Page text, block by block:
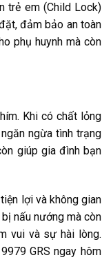
trẻ em (Child Lock)
đảm bảo an toàn
phụ huynh mà còn
Khi có chất lỏng
ngừa tình trạng
giúp gia đình bạn
lợi và không gian
nấu nướng mà còn
vui và sự hài lòng.
GRS ngay hôm